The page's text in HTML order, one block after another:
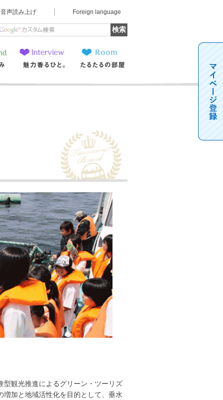
音声読み上げ Foreign language
魅力香るひと。 たるたるの部屋
観光推進によるグリーン・ツーリズ
加と地域活性化を目的として、垂水